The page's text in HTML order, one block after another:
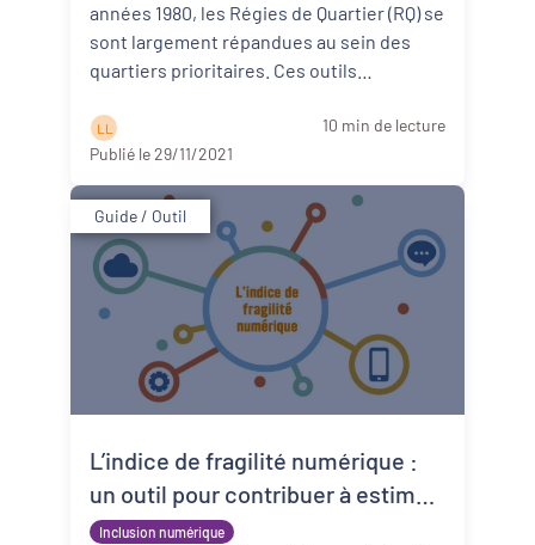
années 1980, les Régies de Quartier (RQ) se
sont largement répandues au sein des
quartiers prioritaires. Ces outils
Lire la suite
L L
10 min de lecture
Publié le 29/11/2021
Guide / Outil
Inclusion numérique
L’indice de fragilité numérique :
un outil pour contribuer à estimer
les besoins numériques sur son